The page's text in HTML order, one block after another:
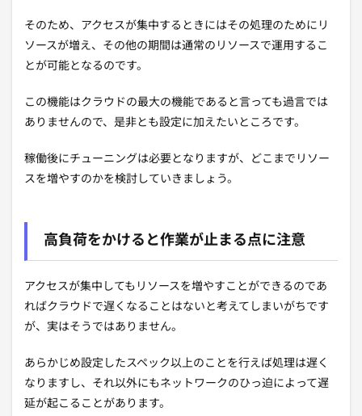
そのため、アクセスが集中するときにはその処理のためにリ
ソースが増え、その他の期間は通常のリソースで運用するこ
とが可能となるのです。
この機能はクラウドの最大の機能であると言っても過言では
ありませんので、是非とも設定に加えたいところです。
稼働後にチューニングは必要となりますが、どこまでリソー
スを増やすのかを検討していきましょう。
高負荷をかけると作業が止まる点に注意
アクセスが集中してもリソースを増やすことができるのであ
ればクラウドで遅くなることはないと考えてしまいがちです
が、実はそうではありません。
あらかじめ設定したスペック以上のことを行えば処理は遅く
なりますし、それ以外にもネットワークのひっ迫によって遅
延が起こることがあります。